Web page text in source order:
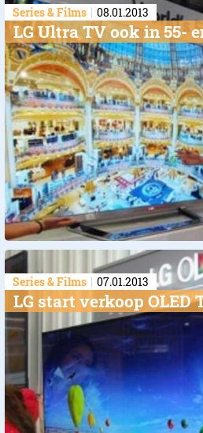
Series & Films 08.01.2013
LG Ultra TV ook in 55-
Series & Films 07.01.2013
LG start verkoop OLED